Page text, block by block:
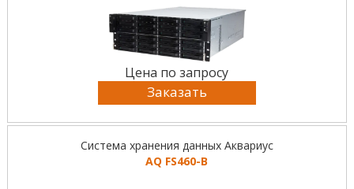
Цена по запросу
Заказать
Система хранения данных Аквариус
AQ FS460-B